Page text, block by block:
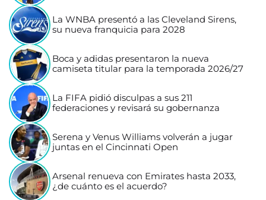
La WNBA presentó a las Cleveland Sirens,
su nueva franquicia para 2028
Boca y adidas presentaron la nueva
camiseta titular para la temporada 2026/27
La FIFA pidió disculpas a sus 211
federaciones y revisará su gobernanza
Serena y Venus Williams volverán a jugar
juntas en el Cincinnati Open
Arsenal renueva con Emirates hasta 2033,
¿de cuánto es el acuerdo?